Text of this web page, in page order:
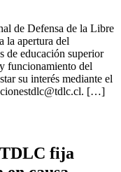
de Defensa de la Libre
la apertura del
de educación superior
funcionamiento del
su interés mediante el
. […]
TDLC fija